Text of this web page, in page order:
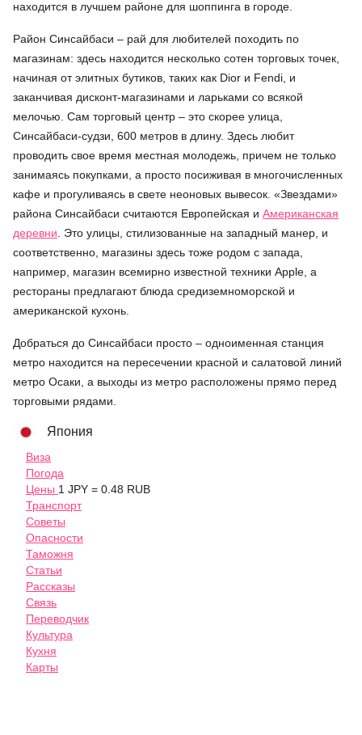
находится в лучшем районе для шоппинга в городе.
Район Синсайбаси – рай для любителей походить по
магазинам: здесь находится несколько сотен торговых точек,
начиная от элитных бутиков, таких как Dior и Fendi, и
заканчивая дисконт-магазинами и ларьками со всякой
мелочью. Сам торговый центр – это скорее улица,
Синсайбаси-судзи, 600 метров в длину. Здесь любит
проводить свое время местная молодежь, причем не только
занимаясь покупками, а просто посиживая в многочисленных
кафе и прогуливаясь в свете неоновых вывесок. «Звездами»
района Синсайбаси считаются Европейская и Американская
деревни. Это улицы, стилизованные на западный манер, и
соответственно, магазины здесь тоже родом с запада,
например, магазин всемирно известной техники Apple, а
рестораны предлагают блюда средиземноморской и
американской кухонь.
Добраться до Синсайбаси просто – одноименная станция
метро находится на пересечении красной и салатовой линий
метро Осаки, а выходы из метро расположены прямо перед
торговыми рядами.
Япония
Виза
Погода
Цены 1 JPY = 0.48 RUB
Транспорт
Советы
Опасности
Таможня
Статьи
Рассказы
Связь
Переводчик
Культура
Кухня
Карты